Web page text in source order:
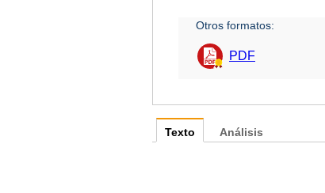
Otros formatos:
PDF
Texto Análisis